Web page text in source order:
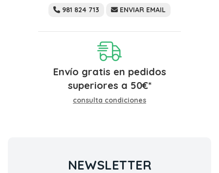
981 824 713 ENVIAR EMAIL
Envío gratis en pedidos
superiores a 50€*
consulta condiciones
NEWSLETTER